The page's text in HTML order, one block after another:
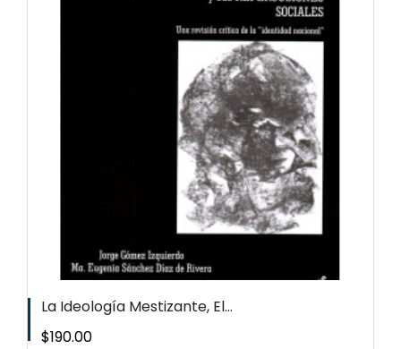
La Ideología Mestizante, El...
Precio
$190.00